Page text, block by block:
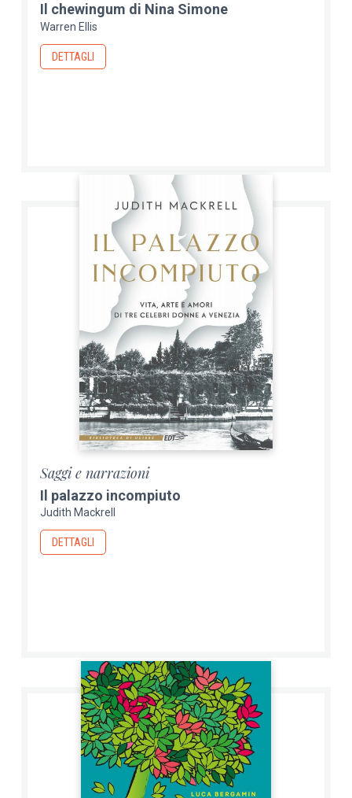
Il chewingum di Nina Simone
Warren Ellis
DETTAGLI
Saggi e narrazioni
Il palazzo incompiuto
Judith Mackrell
DETTAGLI